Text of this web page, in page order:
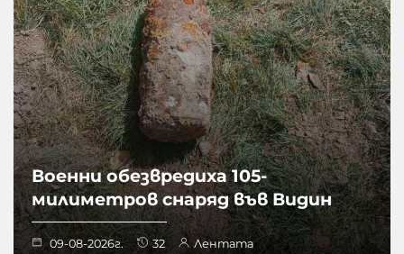
Военни обезвредиха 105-
милиметров снаряд във Видин
09-08-2026г. 32 Лентата